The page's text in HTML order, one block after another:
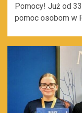
Pomocy! Już od
pomoc osobom w